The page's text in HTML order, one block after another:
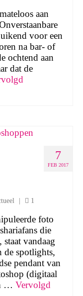
aan
voor een
na bar- of
ochtend aan
dat de
7
FEB 2017
1
foto
die
vandaag
de spotlights,
pendant van
(digitaal
… Vervolgd